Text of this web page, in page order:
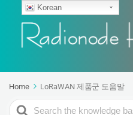
Home LoRaWAN 제품군 도움말
Search
Korean